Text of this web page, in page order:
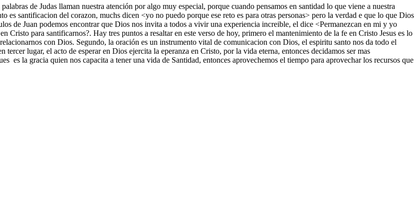
de Judas llaman nuestra atención por algo muy especial, porque cuando pensamos en santidad lo que viene a nuestra
es santificacion del corazon, muchs dicen <yo no puedo porque ese reto es para otras personas> pero la verdad e que lo que Dios
de Juan podemos encontrar que Dios nos invita a todos a vivir una experiencia increible, el dice <Permanezcan en mi y yo
Cristo para santificarnos?. Hay tres puntos a resaltar en este verso de hoy, primero el mantenimiento de la fe en Cristo Jesus es lo
con Dios. Segundo, la oración es un instrumento vital de comunicacion con Dios, el espiritu santo nos da todo el
lugar, el acto de esperar en Dios ejercita la eperanza en Cristo, por la vida eterna, entonces decidamos ser mas
es la gracia quien nos capacita a tener una vida de Santidad, entonces aprovechemos el tiempo para aprovechar los recursos que